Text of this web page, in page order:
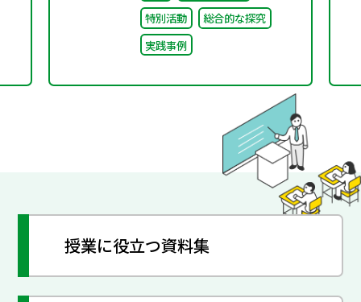
特別活動
総合的な探究
実践事例
授業に役立つ資料集